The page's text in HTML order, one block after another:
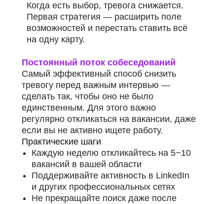
Когда есть выбор, тревога снижается.
Первая стратегия — расширить поле
возможностей и перестать ставить всё
на одну карту.
Постоянный поток собеседований
Самый эффективный способ снизить
тревогу перед важным интервью —
сделать так, чтобы оно не было
единственным. Для этого важно
регулярно откликаться на вакансии, даже
если вы не активно ищете работу.
Практические шаги
Каждую неделю откликайтесь на 5−10
вакансий в вашей области
Поддерживайте активность в LinkedIn
и других профессиональных сетях
Не прекращайте поиск даже после